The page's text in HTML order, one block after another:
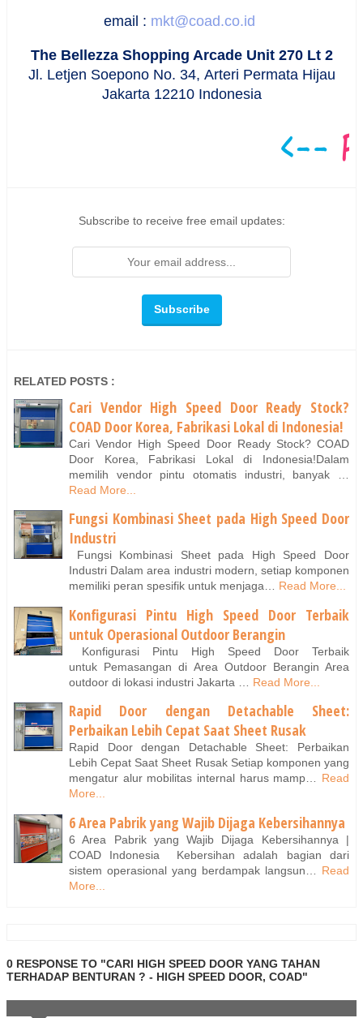
email : mkt@coad.co.id
The Bellezza Shopping Arcade Unit 270 Lt 2
Jl. Letjen Soepono No. 34, Arteri Permata Hijau
Jakarta 12210 Indonesia
Subscribe to receive free email updates:
RELATED POSTS :
Cari Vendor High Speed Door Ready Stock?
COAD Door Korea, Fabrikasi Lokal di Indonesia!
Cari Vendor High Speed Door Ready Stock? COAD
Door Korea, Fabrikasi Lokal di Indonesia!Dalam
memilih vendor pintu otomatis industri, banyak …
Read More...
Fungsi Kombinasi Sheet pada High Speed Door
Industri
Fungsi Kombinasi Sheet pada High Speed Door
Industri Dalam area industri modern, setiap komponen
memiliki peran spesifik untuk menjaga… Read More...
Konfigurasi Pintu High Speed Door Terbaik
untuk Operasional Outdoor Berangin
Konfigurasi Pintu High Speed Door Terbaik
untuk Pemasangan di Area Outdoor Berangin Area
outdoor di lokasi industri Jakarta …
Read More...
Rapid Door dengan Detachable Sheet:
Perbaikan Lebih Cepat Saat Sheet Rusak
Rapid Door dengan Detachable Sheet: Perbaikan
Lebih Cepat Saat Sheet Rusak Setiap komponen yang
mengatur alur mobilitas internal harus mamp… Read
More...
6 Area Pabrik yang Wajib Dijaga Kebersihannya
6 Area Pabrik yang Wajib Dijaga Kebersihannya |
COAD Indonesia Kebersihan adalah bagian dari
sistem operasional yang berdampak langsun…
Read
More...
0 RESPONSE TO "CARI HIGH SPEED DOOR YANG TAHAN
TERHADAP BENTURAN ? - HIGH SPEED DOOR, COAD"